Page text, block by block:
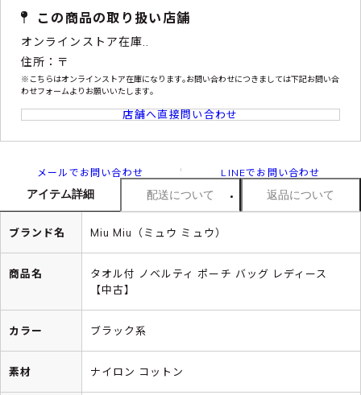
この商品の取り扱い店舗
オンラインストア在庫..
住所：〒
※こちらはオンラインストア在庫になります｡お問い合わせにつきましては下記お問い合
わせフォームよりお願いいたします｡
店舗へ直接問い合わせ
メールでお問い合わせ LINEでお問い合わせ
アイテム詳細 配送について 返品について
ブランド名 Miu Miu（ミュウ ミュウ）
商品名
タオル付 ノベルティ ポーチ バッグ レディース
【中古】
カラー ブラック系
素材 ナイロン コットン